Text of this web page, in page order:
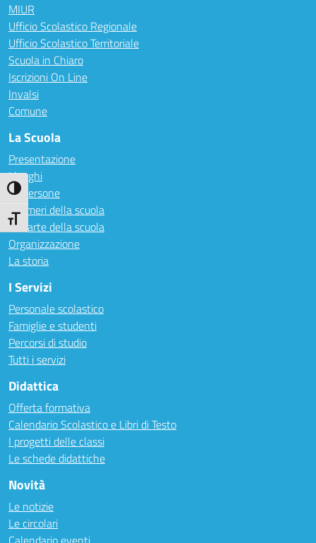
Attiva/disattiva alto contrasto
Attiva/disattiva dimensione testo
MIUR
Ufficio Scolastico Regionale
Ufficio Scolastico Territoriale
Scuola in Chiaro
Iscrizioni On Line
Invalsi
Comune
La Scuola
Presentazione
I luoghi
Le persone
I numeri della scuola
Le carte della scuola
Organizzazione
La storia
I Servizi
Personale scolastico
Famiglie e studenti
Percorsi di studio
Tutti i servizi
Didattica
Offerta formativa
Calendario Scolastico e Libri di Testo
I progetti delle classi
Le schede didattiche
Novità
Le notizie
Le circolari